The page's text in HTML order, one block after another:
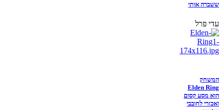
ששברה אותי
עדי פרל
המשחק
Elden Ring
הוא מסע קסום
ואכזרי לחובבי